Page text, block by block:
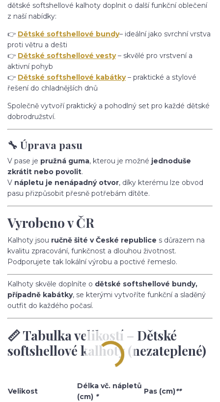
dětské softshellové kalhoty doplnit o další funkční oblečení
z naší nabídky:
👉 Dětské softshellové bundy– ideální jako svrchní vrstva
proti větru a dešti
👉 Dětské softshellové vesty– skvělé pro vrstvení a
aktivní pohyb
👉 Dětské softshellové kabátky– praktické a stylové
řešení do chladnějších dnů
Společně vytvoří praktický a pohodlný set pro každé dětské
dobrodružství.
🔧 Úprava pasu
V pase je pružná guma, kterou je možné jednoduše
zkrátit nebo povolit.
V nápletu je nenápadný otvor, díky kterému lze obvod
pasu přizpůsobit přesně potřebám dítěte.
Vyrobeno v ČR
Kalhoty jsou ručně šité v České republice s důrazem na
kvalitu zpracování, funkčnost a dlouhou životnost.
Podporujete tak lokální výrobu a poctivé řemeslo.
Kalhoty skvěle doplníte o dětské softshellové bundy,
případně kabátky, se kterými vytvoříte funkční a sladěný
outfit do každého počasí.
📏 Tabulka velikostí – Dětské
softshellové kalhoty (nezateplené)
Velikost
Délka vč. nápletů
(cm) *
Pas (cm)**